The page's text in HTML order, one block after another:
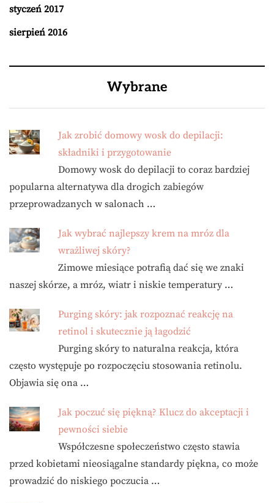
styczeń 2017
sierpień 2016
Wybrane
Jak zrobić domowy wosk do depilacji:
składniki i przygotowanie
Domowy wosk do depilacji to coraz bardziej
popularna alternatywa dla drogich zabiegów
przeprowadzanych w salonach …
Jak wybrać najlepszy krem na mróz dla
wrażliwej skóry?
Zimowe miesiące potrafią dać się we znaki
naszej skórze, a mróz, wiatr i niskie temperatury …
Purging skóry: jak rozpoznać reakcję na
retinol i skutecznie ją łagodzić
Purging skóry to naturalna reakcja, która
często występuje po rozpoczęciu stosowania retinolu.
Objawia się ona …
Jak poczuć się piękną? Klucz do akceptacji i
pewności siebie
Współczesne społeczeństwo często stawia
przed kobietami nieosiągalne standardy piękna, co może
prowadzić do niskiego poczucia …